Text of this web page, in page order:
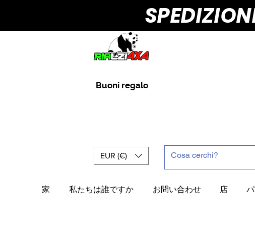
Buoni regalo
EUR (€)
家 私たちは誰ですか お問い合わせ 店